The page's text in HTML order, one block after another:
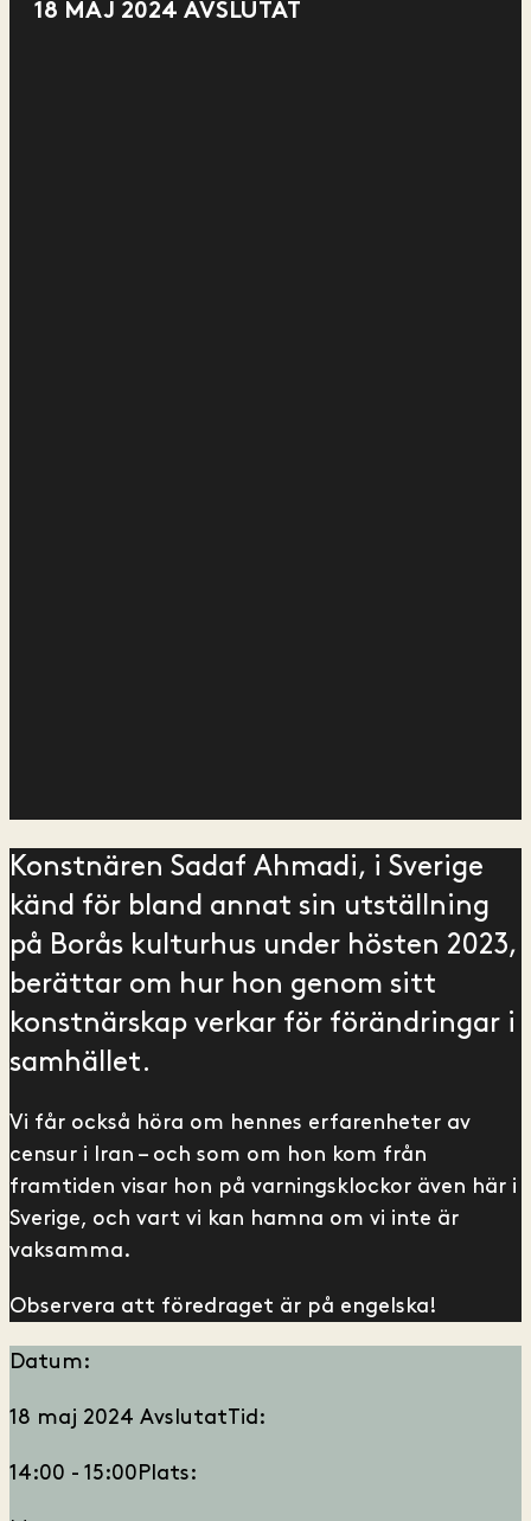
18 MAJ 2024 AVSLUTAT
Konstnären Sadaf Ahmadi, i Sverige
känd för bland annat sin utställning
på Borås kulturhus under hösten 2023,
berättar om hur hon genom sitt
konstnärskap verkar för förändringar i
samhället.
Vi får också höra om hennes erfarenheter av
censur i Iran – och som om hon kom från
framtiden visar hon på varningsklockor även här i
Sverige, och vart vi kan hamna om vi inte är
vaksamma.
Observera att föredraget är på engelska!
Datum:
18 maj 2024 AvslutatTid:
14:00 - 15:00 Plats: